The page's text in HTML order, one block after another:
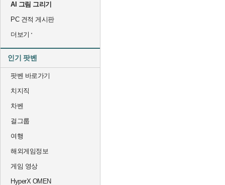
AI 그림 그리기
PC 견적 게시판
더보기
인기 팟벤
팟벤 바로가기
치지직
차벤
걸그룹
여행
해외게임정보
게임 영상
HyperX OMEN